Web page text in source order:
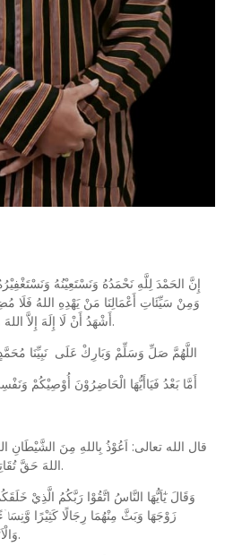
إِنَّ الحَمْدَ لِلَّهِ نَحْمَدُهُ وَنَسْتَعِيْنُهُ
وَمِنْ سَيِّئَاتِ أَعْمَالِنَا مَنْ يَهْدِهِ اللهُ فَلَا
أَشْهَدُ أَنْ لَا إِلَهَ إِلاَّ اللهَ وَأَشْهَدُ أَنَّ مُحَمَّدً عَبْدُهُ وَرَسُولُهُ.
اللَّهُمَّ صَلِّ وَسَلِّمْ وَبَارِكْ عَلَى نَبِيِّنَا
أَمَّا بَعْدُ فَيَاأَيُّهَا الْحَاضِرُوْنَ أُوْصِيْكُمْ
قال الله تعالى: اَعُوْذُ بِاللهِ مِنَ الشَّيْطَانِ
اللهَ حَقَّ تُقَاتِهِ وَلاَ تَمُوْتُنَّ إِلاَّ وَأَنتُمْ مُّسْلِمُوْنَ.
زَوْجَهَا وَبَثَّ مِنْهُمَا رِجَالًا كَثِيْرًا
وَالْاَرْحَامَ ۗ اِنَّ اللّٰهَ كَانَ عَلَيْكُمْ رَقِيْبًا.